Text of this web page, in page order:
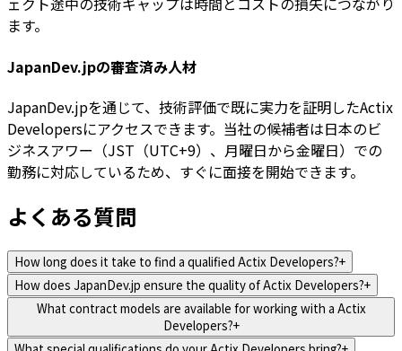
ます。
JapanDev.jpの審査済み人材
JapanDev.jpを通じて、技術評価で既に実力を証明したActix
Developersにアクセスできます。当社の候補者は日本のビ
ジネスアワー（JST（UTC+9）、月曜日から金曜日）での
勤務に対応しているため、すぐに面接を開始できます。
よくある質問
How long does it take to find a qualified Actix Developers?+
How does JapanDev.jp ensure the quality of Actix Developers?+
What contract models are available for working with a Actix
Developers?+